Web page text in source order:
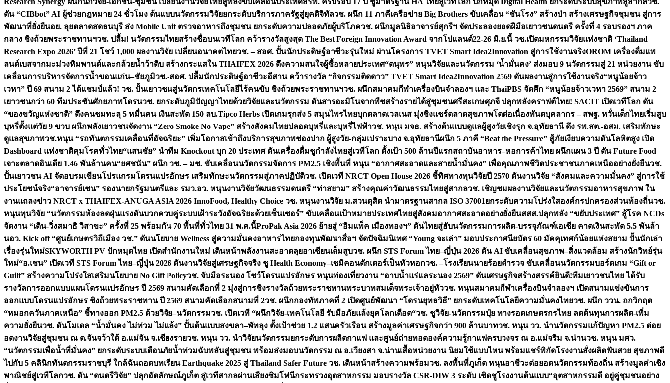
Research Synergy ผนึกนักวิจัย-เอกชน-ชุมชน เปลี่ยนงานวิจัยไทยสู่พลังขับเคลื่อนประเทศสรพ. ครบรอบ 17 ปี ชูมาตรฐาน HA ไทยสู่เวทีโลก ปักหมุด Digital Health ยกระดับระบบสุขภาพสู่สากลวช.
ดัน “CIBbot” AI ผู้ช่วยกฎหมาย 24 ชั่วโมง ต้นแบบนวัตกรรมวิจัยยกระดับบริการภาครัฐสู่ยุคดิจิทัลวช. ผนึก 11 ภาคีเครือข่าย Big Brothers ขับเคลื่อน “ชันโรง” สร้างป่า สร้างเศรษฐกิจชุมชน สู่การ
พัฒนาที่ยั่งยืนอย. ลุยตลาดสดธนบุรี ส่ง Mobile Unit ตรวจอาหารถึงชุมชน ยกระดับความปลอดภัยผู้บริโภควช. ผนึกมูลนิธิอาจารย์สุกรีฯ จัดประลองยอดฝีมือเยาวชนดนตรี ครั้งที่ 4 รอบรองฯ ภาค
กลาง ชิงถ้วยพระราชทานฯวช. ปลื้ม! นวัตกรรมไทยสร้างชื่อบนเวทีโลก คว้ารางวัลสูงสุด The Best Foreign Innovation Award จากโปแลนด์22-26 มิ.ย.นี้ วช.เปิดมหกรรมวิจัยแห่งชาติ ‘Thailand
Research Expo 2026’ ปีที่ 21 โชว์ 1,000 ผลงานวิจัย เปลี่ยนอนาคตไทยวช. – สอศ. ปั้นนักประดิษฐ์อาชีวะรุ่นใหม่ ผ่านโครงการ TVET Smart Idea2Innovation สู่การใช้งานจริงOROM เครื่องดื่มแพ
ลนต์เบสจากมะม่วงหิมพานต์และกล้วยน้ำว้าดิบ สร้างกระแสใน THAIFEX 2026 ดึงความสนใจผู้ซื้อหลายประเทศ“ดนุพร” หนุนวิจัยและนวัตกรรม ‘น้ำมั่นคง’ ส่งมอบ 9 นวัตกรรมสู่ 21 หน่วยงาน ขับ
เคลื่อนการบริหารจัดการน้ำขอนแก่น–ชัยภูมิวช.-สอศ. ปลื้มนักประดิษฐ์อาชีวะอีสาน คว้ารางวัล “กิจกรรมติดดาว” TVET Smart Idea2Innovation 2569 ดันผลงานสู่การใช้งานจริง“หนูน้อยจ้าว
เวหา” ปี 69 สนาม 2 ได้แชมป์แล้ว! วช. ปั้นเยาวชนสู่นวัตกรเทคโนโลยีไร้คนขับ ชิงถ้วยพระราชทานฯวช. ผนึกสมาคมกีฬาเครื่องบินจำลองฯ และ ThaiPBS จัดศึก “หนูน้อยจ้าวเวหา 2569” สนาม 2
เยาวชนกว่า 60 ทีมประชันศักยภาพโดรนวช. ยกระดับภูมิปัญญาไทยด้วยวิจัยและนวัตกรรม ดันสารอะมิโนจากพืชสร้างรายได้สู่ชุมชนศรีสะเกษศุภจี ปลุกพลังคราฟต์ไทย! SACIT เปิดเวทีโลก ดัน
“ของขวัญแห่งชาติ” ดึงคนชมทะลุ 5 หมื่นคน เงินสะพัด 150 ลบ.Tipco Herbs เปิดเกมรุกส่ง 5 สมุนไพรไทยบุกตลาดเวลเนส มุ่งชิงแชร์ตลาดสุขภาพโตต่อเนื่องทันตบุคลากร – สพฐ. หวั่นเด็กไทยเริ่มสูบ
บุหรี่ตั้งแต่วัย 9 ขวบ ผนึกพลังเยาวชนจัดงาน “Zero Smoke No Vape” สร้างสังคมไทยปลอดบุหรี่และบุหรี่ไฟฟ้าวช. หนุน มจธ. สร้างต้นแบบดูแลผู้สูงวัยเชิงรุก จ.อุทัยธานี ดึง รพ.สต.-อสม. เสริมทักษะ
ดูแลสุขภาพวช.หนุน “รถทันตกรรมเคลื่อนที่อัจฉริยะ” เพิ่มโอกาสเข้าถึงบริการสุขภาพช่องปาก ผู้สูงวัย-กลุ่มเปราะบาง จ.อุทัยธานีผนึก 5 ภาคี “Beat the Pressure” สู้ภัยเงียบความดันโลหิตสูง เปิด
Dashboard แห่งชาติคุมโรคทั่วไทย“แสนชัย” นำทีม Knockout บุก 20 ประเทศ ดันเครื่องดื่มชูกำลังไทยสู่เวทีโลก ตั้งเป้า 500 ล้านปีแรกสถาบันอาหาร–หอการค้าไทย ผนึกแผน 3 ปี ดัน Future Food
เจาะตลาดอินเดีย 1.46 พันล้านคน“ยศชนัน” ผนึก วช. – มช. ขับเคลื่อนนวัตกรรมจัดการ PM2.5 เชิงพื้นที่ หนุน “อากาศสะอาดและสายน้ำมั่นคง” เพื่อคุณภาพชีวิตประชาชนภาคเหนืออย่างยั่งยืนวช.
ปั้นเยาวชน AI จัดอบรมเขียนโปรแกรมโดรนแปรอักษร เสริมทักษะนวัตกรรมสู่ภาคปฏิบัติวช. เปิดเวที NRCT Open House 2026 ชี้ทิศทางทุนวิจัยปี 2570 ดันงานวิจัย “สังคมและความมั่นคง” สู่การใช้
ประโยชน์จริง“อาจารย์เชน” รองนายกรัฐมนตรีและ รมว.อว. หนุนงานวิจัยวัฒนธรรมดนตรี “ท่าสยาม” สร้างคุณค่าวัฒนธรรมไทยสู่สากลวช. เชิญชมผลงานวิจัยและนวัตกรรมอาหารสุขภาพ ใน
งานแถลงข่าว NRCT x THAIFEX-ANUGA ASIA 2026 InnoFood, Healthy Choice วช. หนุนงานวิจัย ม.สวนดุสิต นำมาตรฐานสากล ISO 37001ยกระดับความโปร่งใสองค์กรปกครองส่วนท้องถิ่นวช.
หนุนทุนวิจัย “นวัตกรรมห้องลดฝุ่นแรงดันบวกควบคู่ระบบเฝ้าระวังอัจฉริยะด้วยเซ็นเซอร์” ขับเคลื่อนเป้าหมายประเทศไทยสู่สังคมอากาศสะอาดอย่างยั่งยืนสสส.ปลุกพลัง “ขยับประเทศ” สู้โรค NCDs
จัดงาน “เดิน-วิ่งสมาธิ วิสาขะ” ครั้งที่ 25 พร้อมกัน 70 พื้นที่ทั่วไทย 31 พ.ค.นี้ProPak Asia 2026 ย้ายสู่ “อิมแพ็ค เมืองทองฯ” ดันไทยสู่ฮับนวัตกรรมการผลิต-บรรจุภัณฑ์เอเชีย คาดเงินสะพัด 5.5 พันล้า
นอว. Kick off “ศูนย์เกษตรวิถีเมือง วช.” ดันนโยบาย Wellness สู่ความมั่นคงอาหารไทยกองทุนพัฒนาสื่อฯ จัดปัจฉิมนิเทศ “Young จะเล่า” มอบประกาศนียบัตร 60 มัคคุเทศก์น้อยแห่งสยาม ปั้นนักเล่า
เรื่องรุ่นใหม่SKYWORTH PV ปักหมุดไทย เปิดสำนักงานใหม่ เดินหน้าพลังงานสะอาดลุยอาเซียนเต็มสูบวช. ผนึก STS Forum ไทย–ญี่ปุ่น 2026 ดัน AI ขับเคลื่อนสุขภาพ–สิ่งแวดล้อม สร้างนักวิทย์รุ่น
ใหม่“อ.เชน” เปิดเวที STS Forum ไทย–ญี่ปุ่น 2026 ดันงานวิจัยสู่เศรษฐกิจจริง ชู Health Economy–เซมิคอนดักเตอร์เป็นหัวหอกวช. –โรงเรียนนายร้อยตำรวจ ขับเคลื่อนนวัตกรรมบอร์ดเกม “Gift or
Guilt” สร้างความโปร่งใสเสริมนโยบาย No Gift Policyวช. จับมือระนอง โชว์โดรนแปรอักษร หนุนท่องเที่ยวงาน “อาบน้ำแร่แลระนอง 2569” ดันเศรษฐกิจสร้างสรรค์ยินดี!ทีมเยาวชนไทย ได้รับ
รางวัลการออกแบบแผนโดรนแปรอักษร ปี 2569 สนามคัดเลือกที่ 2 มุ่งสู่การชิงรางวัลถ้วยพระราชทานพระบาทสมเด็จพระเจ้าอยู่หัววช. หนุนสมาคมกีฬาเครื่องบินจำลองฯ เปิดสนามแข่งขันการ
ออกแบบโดรนแปรอักษร ชิงถ้วยพระราชทาน ปี 2569 สนามคัดเลือกสนามที่ 2วช. ผนึกกองทัพภาคที่ 2 เปิดศูนย์พัฒนา “โดรนยุทธวิธี” ยกระดับเทคโนโลยีความมั่นคงไทยวช. ผนึก ววน. ถกวิกฤต
“หมอกควันภาคเหนือ” ชี้ทางออก PM2.5 ด้วยวิจัย–นวัตกรรมวช. เปิดเวที “ผนึกวิจัย-เทคโนโลยี รับมือภัยแล้งยุคโลกเดือด“วช. ชูวิจัย-นวัตกรรมปุ๋ย ทางรอดเกษตรกรไทย ลดต้นทุนการผลิต-เพิ่ม
ความยั่งยืนวช. ดันโมเดล “น้ำมั่นคง ไม่ท่วม ไม่แล้ง” ปั้นต้นแบบสงขลา–พัทลุง ตั้งเป้าช่วย 1.2 แสนครัวเรือน สร้างมูลค่าเศรษฐกิจกว่า 900 ล้านบาทวช. หนุน วว. นำนวัตกรรมแก้ปัญหา PM2.5 ต่อย
อดงานวิจัยสู่ชุมชน ณ ต.จันจว้าใต้ อ.แม่จัน จ.เชียงรายวช. หนุน วว. นำวิจัยนวัตกรรมยกระดับการผลิตกาแฟ และศูนย์ถ่ายทอดองค์ความรู้กาแฟครบวงจร ณ อ.แม่จริม จ.น่านวช. หนุน มศว.
“นวัตกรรมเพื่อน้ำที่มั่นคง” ยกระดับระบบเตือนภัยน้ำท่วมฉับพลันสู่ชุมชน พร้อมส่งมอบนวัตกรรม ณ อ.เวียงสา จ.น่านเสื้อหน่วยงาน นิยมใช้แบบไหน พร้อมแชร์พิกัดโรงงานสั่งผลิตฟันสวย สุขภาพดี
ไปกับ 5 คลินิกทันตกรรมราชบุรี ใกล้ฉันถอดบทเรียน Earthquake 2025 สู่ Thailand Safer Future วช. เดินหน้าสร้างความพร้อมวช. ลงพื้นที่ภูเก็ต หนุนอาชีวะต่อยอดนวัตกรรมท้องถิ่น สร้างมูลค่าเชิง
พาณิชย์สู่เวทีโลกวช. ดัน “ดนตรีวิจัย” ปลุกอัตลักษณ์ภูเก็ต สู่เวทีสากลผ่านเสียงซิมโฟนีกระทรวงอุตสาหกรรม มอบรางวัล CSR-DIW 3 ระดับ เชิดชูโรงงานต้นแบบ“อุตสาหกรรมดี อยู่คู่ชุมชนอย่าง